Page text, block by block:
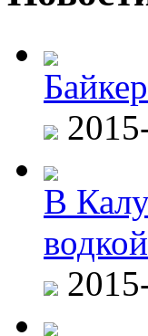
В
водкой